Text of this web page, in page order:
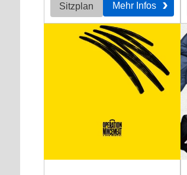
Sitzplan Mehr Infos